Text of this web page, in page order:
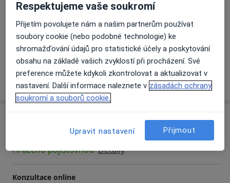
Pracovní krize
Poruchy v mezilidských vztazích
Pacienti, které ošetřuji
Dospělí
Více
o zkušenostech
Individuální psychoterapie
Hrazeno pojišťovnou Detaily
Konzultace online
Respektujeme vaše soukromí
Přijetím povolujete nám a našim partnerům používat
soubory cookie (nebo podobné technologie) ke
shromažďování údajů pro statistické účely a poskytování
obsahu na základě vašich zvyklostí při procházení. Své
preference můžete kdykoli zkontrolovat a aktualizovat v
nastavení. Další informace naleznete v zásadách ochrany
soukromí a souborů cookie.
Upravit nastavení Přijmout